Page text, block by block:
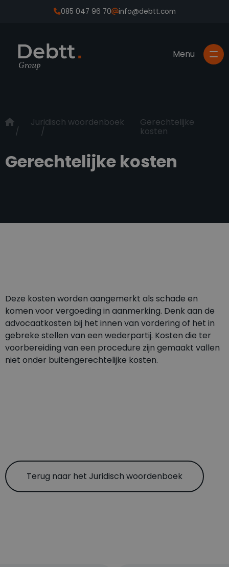
085 047 96 70 info@debtt.com
Juridisch woordenboek Gerechtelijke
kosten
Gerechtelijke kosten
Deze kosten worden aangemerkt als schade en
komen voor vergoeding in aanmerking. Denk aan de
advocaatkosten bij het innen van vordering of het in
gebreke stellen van een wederpartij. Kosten die ter
voorbereiding van een procedure zijn gemaakt vallen
niet onder buitengerechtelijke kosten.
Terug naar het Juridisch woordenboek